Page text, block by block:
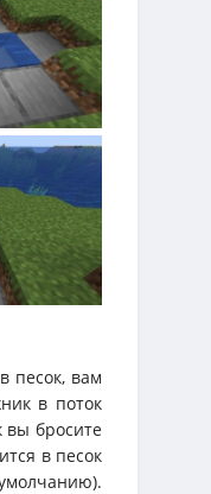
песок, вам
в поток
вы бросите
в песок